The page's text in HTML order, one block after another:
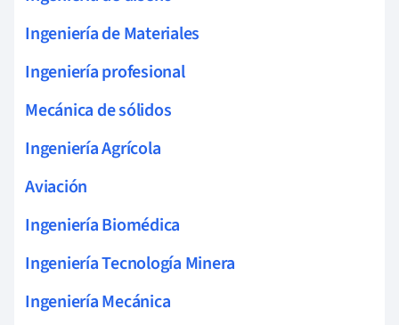
Ingeniería de Materiales
Ingeniería profesional
Mecánica de sólidos
Ingeniería Agrícola
Aviación
Ingeniería Biomédica
Ingeniería Tecnología Minera
Ingeniería Mecánica